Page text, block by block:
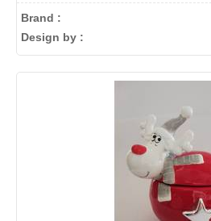
Brand :
Design by :